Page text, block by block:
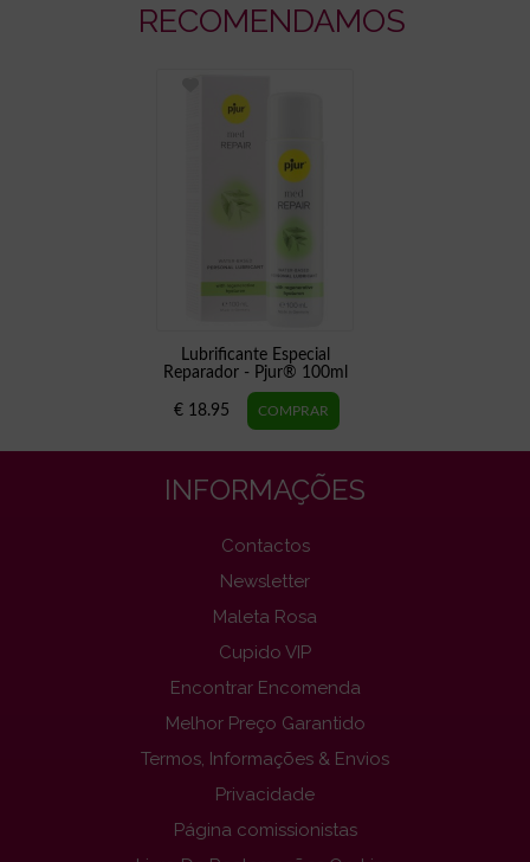
RECOMENDAMOS
Lubrificante Especial
Reparador - Pjur® 100ml
€ 18.95
INFORMAÇÕES
Contactos
Newsletter
Maleta Rosa
Cupido VIP
Encontrar Encomenda
Melhor Preço Garantido
Termos, Informações & Envios
Privacidade
Página comissionistas